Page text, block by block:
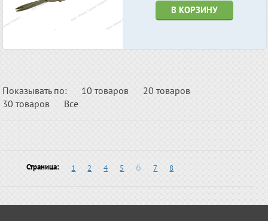
В КОРЗИНУ
Показывать по: 10 товаров
20 товаров
30 товаров
Все
Страница: 1 2 4 5 6 7 8